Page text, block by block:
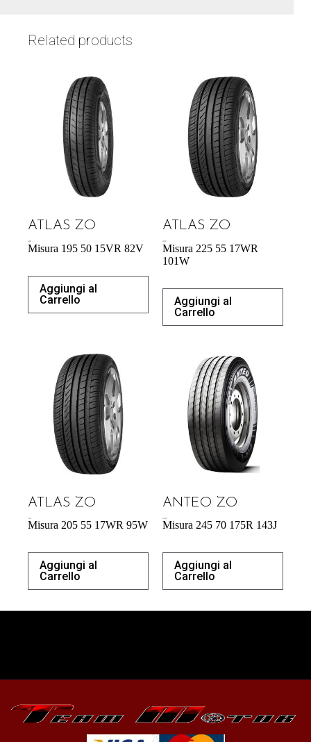
Related products
ATLAS ZO
Misura 195 50 15VR 82V
Aggiungi al
Carrello
ATLAS ZO
Misura 225 55 17WR
101W
Aggiungi al
Carrello
ATLAS ZO
Misura 205 55 17WR 95W
Aggiungi al
Carrello
ANTEO ZO
Misura 245 70 175R 143J
Aggiungi al
Carrello